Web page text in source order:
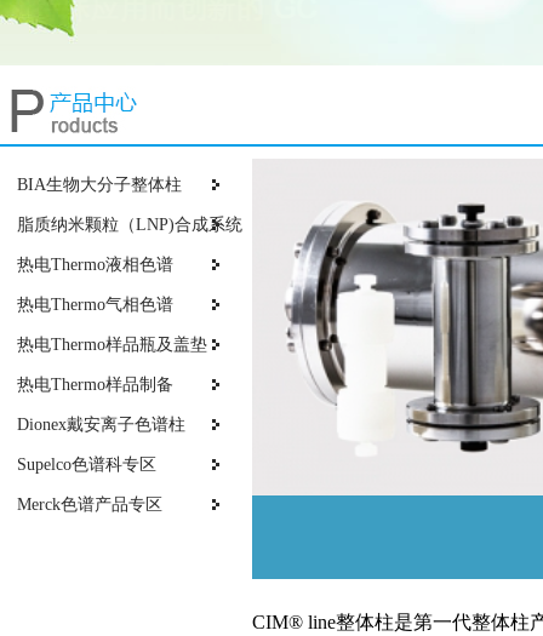
BIA生物大分子整体柱
脂质纳米颗粒（LNP)合成系统
热电Thermo液相色谱
热电Thermo气相色谱
热电Thermo样品瓶及盖垫
热电Thermo样品制备
Dionex戴安离子色谱柱
Supelco色谱科专区
Merck色谱产品专区
CIM® line整体柱是第一代整体柱